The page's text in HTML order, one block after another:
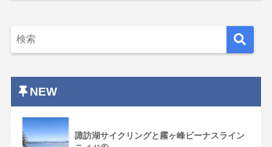
NEW
諏訪湖サイクリングと霧ヶ峰ビーナスライン